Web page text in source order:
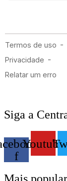
Siga a
f
Youtube